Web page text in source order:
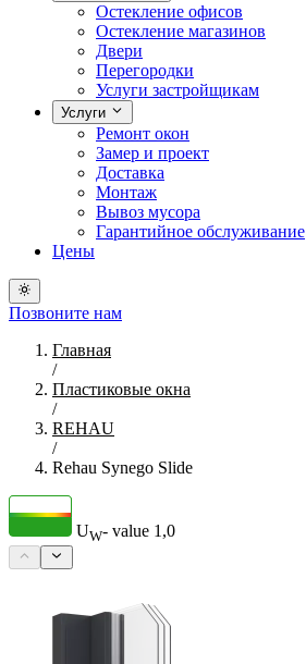
Остекление офисов
Остекление магазинов
Двери
Перегородки
Услуги застройщикам
Услуги
Ремонт окон
Замер и проект
Доставка
Монтаж
Вывоз мусора
Гарантийное обслуживание
Цены
Позвоните нам
Главная
/
Пластиковые окна
/
REHAU
/
Rehau Synego Slide
UW- value 1,0